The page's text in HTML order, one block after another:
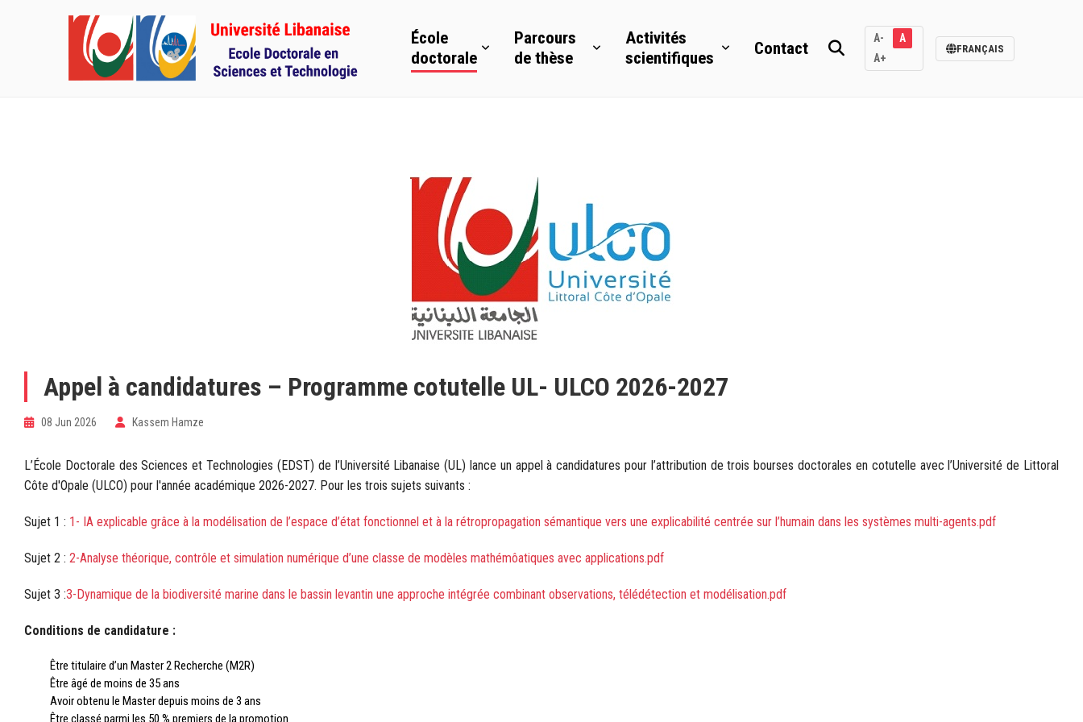
École
doctorale
Parcours
de thèse
Activités
scientifiques
Contact
A-
A
A+
FRANÇAIS
Appel à candidatures – Programme cotutelle UL- ULCO 2026-2027
08 Jun 2026 Kassem Hamze
L’École Doctorale des Sciences et Technologies (EDST) de l’Université Libanaise (UL) lance un appel à candidatures pour l’attribution de trois bourses doctorales en cotutelle avec l’Université de Littoral
Côte d'Opale (ULCO) pour l'année académique 2026-2027. Pour les trois sujets suivants :
Sujet 1 : 1- IA explicable grâce à la modélisation de l’espace d’état fonctionnel et à la rétropropagation sémantique vers une explicabilité centrée sur l’humain dans les systèmes multi-agents.pdf
Sujet 2 : 2-Analyse théorique, contrôle et simulation numérique d’une classe de modèles mathémôatiques avec applications.pdf
Sujet 3 :3-Dynamique de la biodiversité marine dans le bassin levantin une approche intégrée combinant observations, télédétection et modélisation.pdf
Conditions de candidature :
Être titulaire d’un Master 2 Recherche (M2R)
Être âgé de moins de 35 ans
Avoir obtenu le Master depuis moins de 3 ans
Être classé parmi les 50 % premiers de la promotion